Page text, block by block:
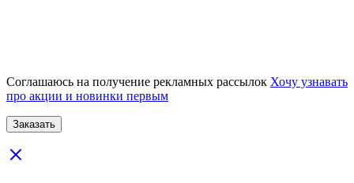
Соглашаюсь на получение рекламных рассылок Хочу узнавать
про акции и новинки первым